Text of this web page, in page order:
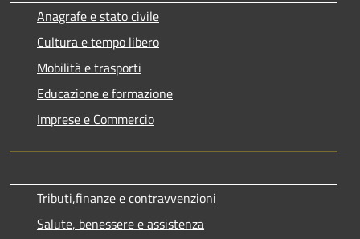
Anagrafe e stato civile
Cultura e tempo libero
Mobilità e trasporti
Educazione e formazione
Imprese e Commercio
Tributi,finanze e contravvenzioni
Salute, benessere e assistenza